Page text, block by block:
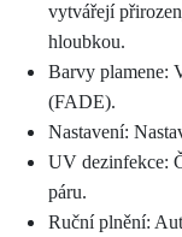
vytvářejí
hloubkou.
Barvy plamene:
(FADE).
Nastavení:
UV dezinfekce:
páru.
Ruční plnění: